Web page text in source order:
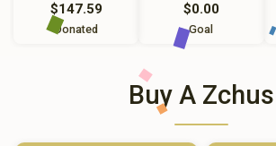
$147.59
Donated
$0.00
Goal
Buy A Zchus